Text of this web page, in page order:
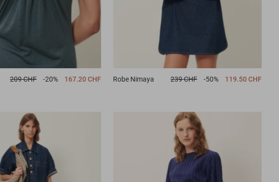
209 CHF -20% 167.20 CHF Robe Nimaya 239 CHF -50% 119.50 CHF